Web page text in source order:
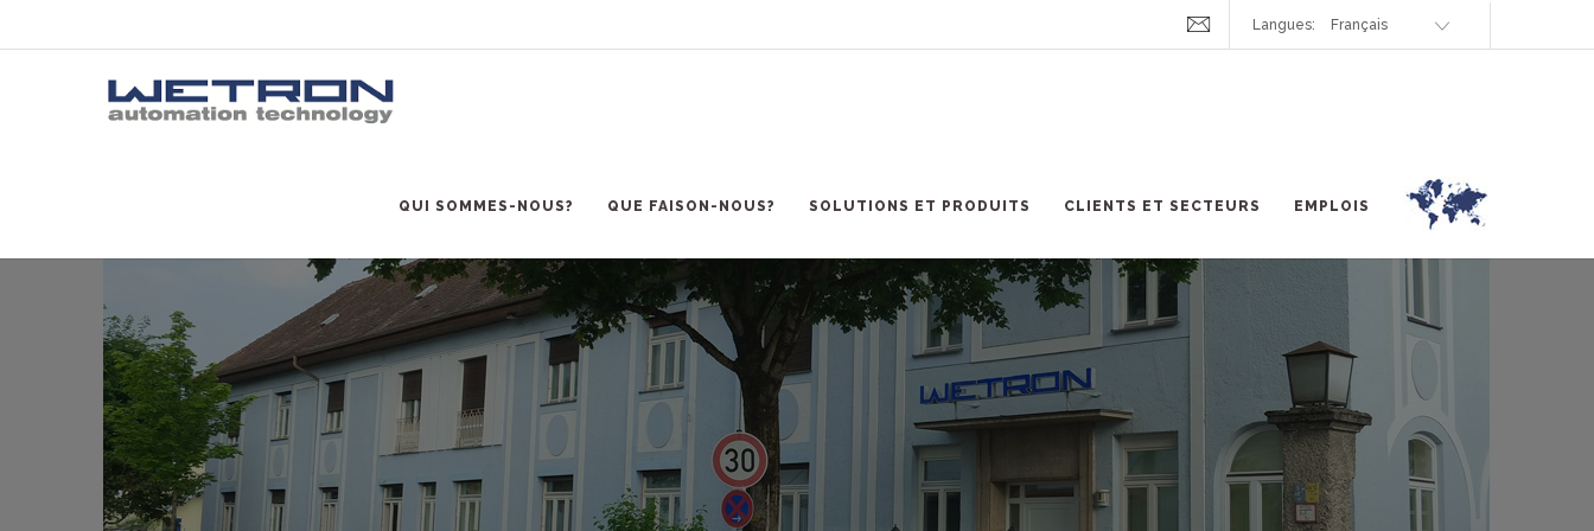
Langues:
QUI SOMMES-NOUS? QUE FAISON-NOUS? SOLUTIONS ET PRODUITS CLIENTS ET SECTEURS EMPLOIS